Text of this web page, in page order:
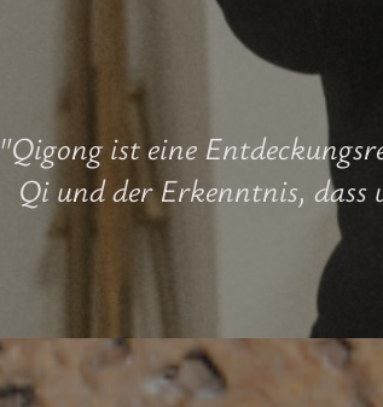
"Qigong ist eine
Qi und der
Sīfù